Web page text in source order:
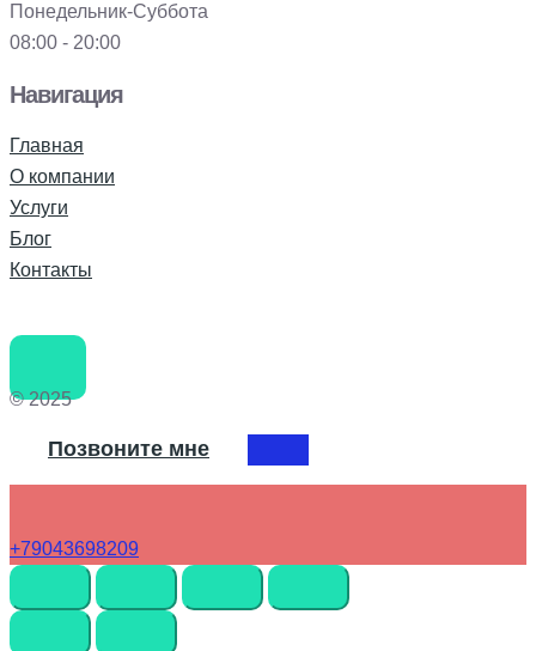
Понедельник-Суббота
08:00 - 20:00
Навигация
Главная
О компании
Услуги
Блог
Контакты
© 2025
Позвоните мне
+79043698209